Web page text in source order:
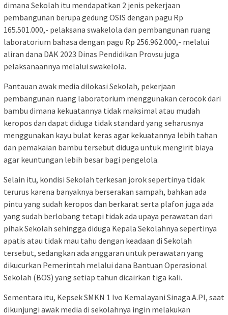
dimana Sekolah itu mendapatkan 2 jenis pekerjaan
pembangunan berupa gedung OSIS dengan pagu Rp
165.501.000,- pelaksana swakelola dan pembangunan ruang
laboratorium bahasa dengan pagu Rp 256.962.000,- melalui
aliran dana DAK 2023 Dinas Pendidikan Provsu juga
pelaksanaannya melalui swakelola.
Pantauan awak media dilokasi Sekolah, pekerjaan
pembangunan ruang laboratorium menggunakan cerocok dari
bambu dimana kekuatannya tidak maksimal atau mudah
keropos dan dapat diduga tidak standard yang seharusnya
menggunakan kayu bulat keras agar kekuatannya lebih tahan
dan pemakaian bambu tersebut diduga untuk mengirit biaya
agar keuntungan lebih besar bagi pengelola.
Selain itu, kondisi Sekolah terkesan jorok sepertinya tidak
terurus karena banyaknya berserakan sampah, bahkan ada
pintu yang sudah keropos dan berkarat serta plafon juga ada
yang sudah berlobang tetapi tidak ada upaya perawatan dari
pihak Sekolah sehingga diduga Kepala Sekolahnya sepertinya
apatis atau tidak mau tahu dengan keadaan di Sekolah
tersebut, sedangkan ada anggaran untuk perawatan yang
dikucurkan Pemerintah melalui dana Bantuan Operasional
Sekolah (BOS) yang setiap tahun dicairkan tiga kali.
Sementara itu, Kepsek SMKN 1 Ivo Kemalayani Sinaga.A.PI, saat
dikunjungi awak media di sekolahnya ingin melakukan